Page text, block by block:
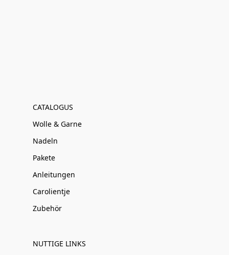
CATALOGUS
Wolle & Garne
Nadeln
Pakete
Anleitungen
Carolientje
Zubehör
NUTTIGE LINKS